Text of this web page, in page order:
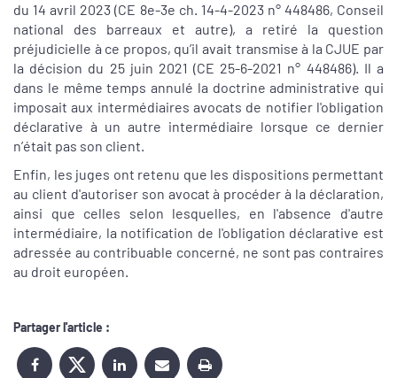
du 14 avril 2023 (CE 8e-3e ch. 14-4-2023 n° 448486, Conseil
national des barreaux et autre), a retiré la question
préjudicielle à ce propos, qu’il avait transmise à la CJUE par
la décision du 25 juin 2021 (CE 25-6-2021 n° 448486). Il a
dans le même temps annulé la doctrine administrative qui
imposait aux intermédiaires avocats de notifier l'obligation
déclarative à un autre intermédiaire lorsque ce dernier
n’était pas son client.
Enfin, les juges ont retenu que les dispositions permettant
au client d'autoriser son avocat à procéder à la déclaration,
ainsi que celles selon lesquelles, en l'absence d'autre
intermédiaire, la notification de l'obligation déclarative est
adressée au contribuable concerné, ne sont pas contraires
au droit européen.
Partager l'article :